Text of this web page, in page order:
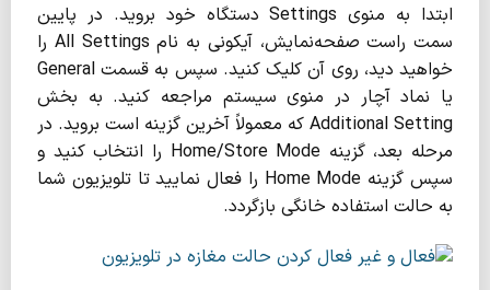
ابتدا به منوی Settings دستگاه خود بروید. در پایین
سمت راست صفحه‌نمایش، آیکونی به نام All Settings را
خواهید دید، روی آن کلیک کنید. سپس به قسمت General
یا نماد آچار در منوی سیستم مراجعه کنید. به بخش
Additional Setting که معمولاً آخرین گزینه است بروید. در
مرحله بعد، گزینه Home/Store Mode را انتخاب کنید و
سپس گزینه Home Mode را فعال نمایید تا تلویزیون شما
به حالت استفاده خانگی بازگردد.